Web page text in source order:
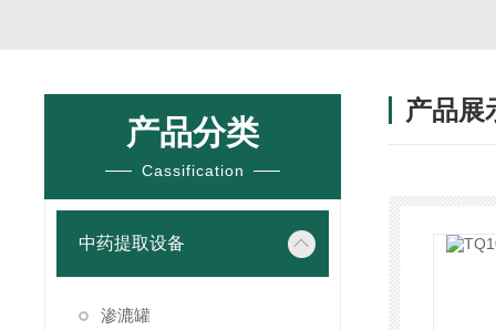
产品分类
Cassification
中药提取设备
渗漉罐
产品展